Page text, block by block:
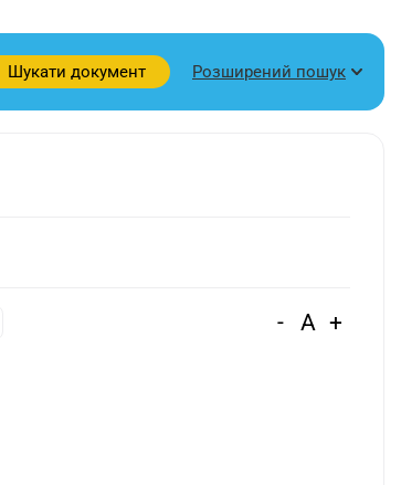
Шукати документ Розширений пошук
- A +